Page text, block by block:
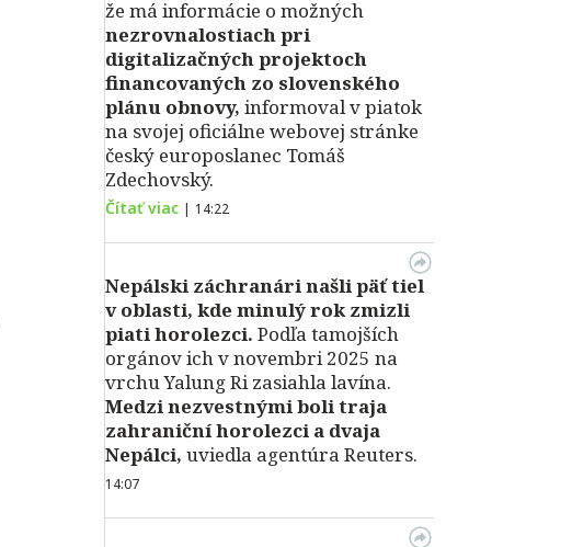
že má informácie o možných
nezrovnalostiach pri
digitalizačných projektoch
financovaných zo slovenského
plánu obnovy, informoval v piatok
na svojej oficiálne webovej stránke
český europoslanec Tomáš
Zdechovský.
Čítať viac | 14:22
Nepálski záchranári našli päť tiel
v oblasti, kde minulý rok zmizli
piati horolezci. Podľa tamojších
orgánov ich v novembri 2025 na
vrchu Yalung Ri zasiahla lavína.
Medzi nezvestnými boli traja
zahraniční horolezci a dvaja
Nepálci, uviedla agentúra Reuters.
14:07